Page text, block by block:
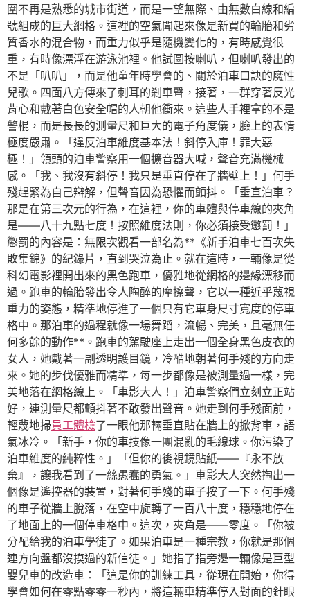
圍不再是熟悉的城市街道，而是一望無際、由無數白線和編
號組成的巨大網格。這裡的空氣聞起來像是新買的輪胎和劣
質香水的混合物，而重力似乎是隨機變化的，有時感覺很
重，有時像漂浮在游泳池裡。他試圖按喇叭，但喇叭發出的
不是「叭叭」，而是他童年時學會的、關於泊車口訣的魔性
兒歌。四面八方傳來了刺耳的剎車聲，接著，一群穿著反光
背心和戴著白色安全帽的人朝他衝來。這些人手裡拿的不是
警棍，而是長長的測量尺和巨大的電子角度儀，臉上的表情
極度嚴肅。「違反泊車維度基本法！斜停入庫！罪大惡
極！」領頭的泊車警察用一個擴音器大喊，聲音充滿機械
感。「我、我沒有斜停！我只是垂直停在了牆壁上！」何手
殘趕緊為自己辯解，但聲音因為恐懼而顫抖。「垂直泊車？
那是在第三次元的行為，在這裡，你的車體與停車線的夾角
是——八十九點七度！按照維度法則，你必須接受懲罰！」
懲罰的內容是：無限次觀看一部名為**《新手泊車七百次失
敗集錦》的紀錄片，直到哭泣為止。就在這時，一輛像是從
科幻電影裡開出來的黑色跑車，優雅地從網格的邊緣漂移而
過。跑車的輪胎發出令人陶醉的摩擦聲，它以一種近乎蔑視
重力的姿態，精準地停進了一個只有它車身尺寸寬度的停車
格中。那泊車的過程就像一場舞蹈，流暢、完美，且毫無任
何多餘的動作**。跑車的駕駛座上走出一個全身黑色皮衣的
女人，她戴著一副透明護目鏡，冷酷地朝著何手殘的方向走
來。她的步伐優雅而精準，每一步都像是被測量過一樣，完
美地落在網格線上。「車影大人！」泊車警察們立刻立正站
好，連測量尺都顫抖著不敢發出聲音。她走到何手殘面前，
輕蔑地掃員工體檢了一眼他那輛垂直貼在牆上的掀背車，語
氣冰冷。「新手，你的車技像一團混亂的毛線球。你污染了
泊車維度的純粹性。」「但你的後視鏡貼紙——『永不放
棄』，讓我看到了一絲愚蠢的勇氣。」車影大人突然掏出一
個像是遙控器的裝置，對著何手殘的車子按了一下。何手殘
的車子從牆上脫落，在空中旋轉了一百八十度，穩穩地停在
了地面上的一個停車格中。這次，夾角是——零度。「你被
分配給我的泊車學徒了。如果泊車是一種宗教，你就是那個
連方向盤都沒摸過的新信徒。」她指了指旁邊一輛像是巨型
嬰兒車的改造車：「這是你的訓練工具，從現在開始，你得
學會如何在零點零零一秒內，將這輛車精準停入對面的針眼